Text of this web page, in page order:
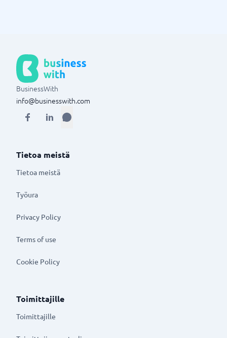
BusinessWith
info@businesswith.com
Tietoa meistä
Tietoa meistä
Työura
Privacy Policy
Terms of use
Cookie Policy
Toimittajille
Toimittajille